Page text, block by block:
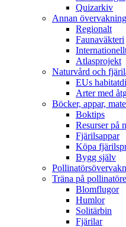
Quizarkiv
Annan övervakning
Regionalt
Faunaväkteri
Atlasprojekt
Naturvård och
EUs
Arter med
Böcker, appar,
Boktips
Resurser på
Fjärilsappar
Köpa
Bygg själv
Träna på
Blomflugor
Humlor
Solitärbin
Fjärilar